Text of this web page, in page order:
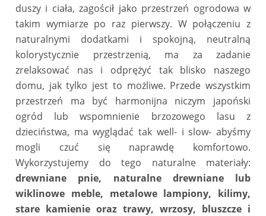
duszy i ciała, zagościł jako przestrzeń ogrodowa w
takim wymiarze po raz pierwszy. W połączeniu z
naturalnymi dodatkami i spokojną, neutralną
kolorystycznie przestrzenią, ma za zadanie
zrelaksować nas i odprężyć tak blisko naszego
domu, jak tylko jest to możliwe. Przede wszystkim
przestrzeń ma być harmonijna niczym japoński
ogród lub wspomnienie brzozowego lasu z
dzieciństwa, ma wyglądać tak well- i slow- abyśmy
mogli czuć się naprawdę komfortowo.
Wykorzystujemy do tego naturalne materiały:
drewniane pnie, naturalne drewniane lub
wiklinowe meble, metalowe lampiony, kilimy,
stare kamienie oraz trawy, wrzosy, bluszcze i